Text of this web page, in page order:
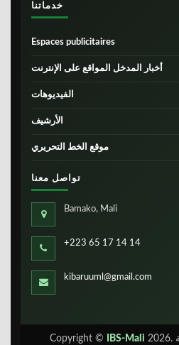
خدماتنا
Espaces publicitaires
أخبار المدخل المواقع على الإنترنت
الفيديوهات
الأرشيف
موقع الخط التحريري
تواصل معنا
Bamako, Mali
+223 65 17 14 14
kibaruuml@gmail.com
Copyright © IBS-Mali